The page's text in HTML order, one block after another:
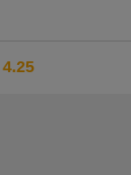
、
。
さん 60代・兵庫
提供・絵本ナビ】
4.25